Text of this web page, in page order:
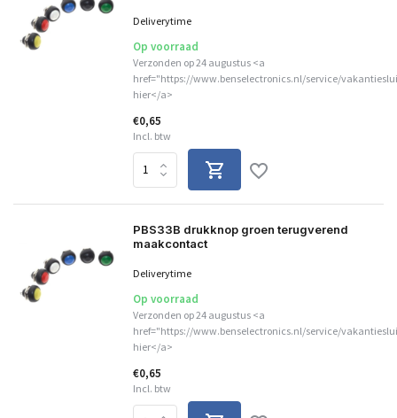
Deliverytime
Op voorraad
Verzonden op 24 augustus <a
href="https://www.benselectronics.nl/service/
hier</a>
€0,65
Incl. btw
PBS33B drukknop groen terugverend
maakcontact
Deliverytime
Op voorraad
Verzonden op 24 augustus <a
href="https://www.benselectronics.nl/service/
hier</a>
€0,65
Incl. btw